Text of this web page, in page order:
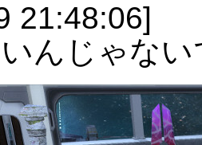
21:48:06]
んじゃない